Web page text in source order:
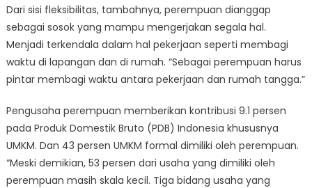
Dari sisi fleksibilitas, tambahnya, perempuan dianggap
sebagai sosok yang mampu mengerjakan segala hal.
Menjadi terkendala dalam hal pekerjaan seperti membagi
waktu di lapangan dan di rumah. “Sebagai perempuan harus
pintar membagi waktu antara pekerjaan dan rumah tangga.”
Pengusaha perempuan memberikan kontribusi 9.1 persen
pada Produk Domestik Bruto (PDB) Indonesia khususnya
UMKM. Dan 43 persen UMKM formal dimiliki oleh perempuan.
“Meski demikian, 53 persen dari usaha yang dimiliki oleh
perempuan masih skala kecil. Tiga bidang usaha yang